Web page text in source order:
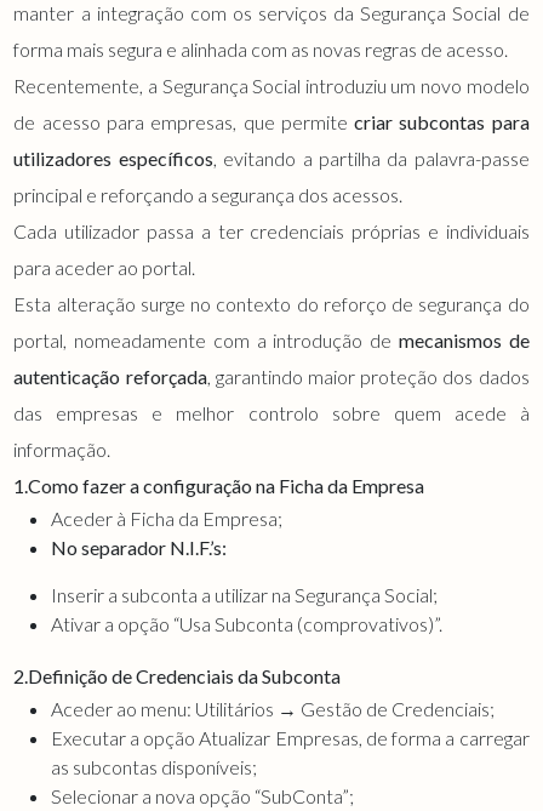
manter a integração com os serviços da Segurança Social de
forma mais segura e alinhada com as novas regras de acesso.
Recentemente, a Segurança Social introduziu um novo modelo
de acesso para empresas, que permitecriar subcontas para
utilizadores específicos, evitando a partilha da palavra-passe
principal e reforçando a segurança dos acessos.
Cada utilizador passa a ter credenciais próprias e individuais
para aceder ao portal.
Esta alteração surge no contexto do reforço de segurança do
portal, nomeadamente com a introdução de mecanismos de
autenticação reforçada, garantindo maior proteção dos dados
das empresas e melhor controlo sobre quem acede à
informação.
1.Como fazer a configuração na Ficha da Empresa
Aceder à Ficha da Empresa;
No separador N.I.F.’s:
Inserir a subconta a utilizar na Segurança Social;
Ativar a opção “Usa Subconta (comprovativos)”.
2.Definição de Credenciais da Subconta
Aceder ao menu: Utilitários → Gestão de Credenciais;
Executar a opção Atualizar Empresas, de forma a carregar
as subcontas disponíveis;
Selecionar a nova opção “SubConta”;